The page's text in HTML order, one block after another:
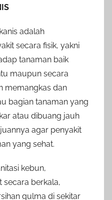
adalah
secara fisik, yakni
tanaman baik
maupun secara
memangkas dan
bagian tanaman yang
atau dibuang jauh
agar penyakit
yang sehat.
kebun,
secara berkala,
gulma di sekitar